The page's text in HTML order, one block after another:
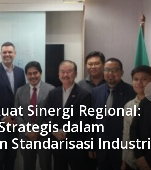
Sinergi Regional:
dalam
Standarisasi Industri